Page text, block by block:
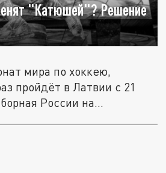
"Катюшей"? Решение
мира по хоккею,
пройдёт в Латвии с 21
России на...